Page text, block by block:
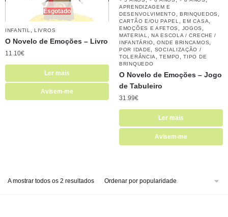
Esgotado
INFANTIL ,LIVROS
O Novelo de Emoções – Livro
11.10€
Ler mais
Avisem-me
APRENDIZAGEM E
DESENVOLVIMENTO
BRINQUEDOS
CARTÃO E/OU PAPEL ,EM CASA
EMOÇÕES E AFETOS JOGOS
MATERIAL ,NA ESCOLA / CRECHE /
INFANTÁRIO
,ONDE BRINCAMOS
POR IDADE
SOCIALIZAÇÃO /
TOLERÂNCIA
,TEMPO ,TIPO DE
BRINQUEDO
O Novelo de Emoções – Jogo
de Tabuleiro
31.99€
Ler mais
Avisem-me
A mostrar todos os 2 resultados